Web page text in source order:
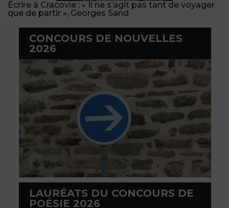
Écrire à Cracovie : « Il ne s’agit pas tant de voyager
que de partir », Georges Sand
CONCOURS DE NOUVELLES
2026
LAURÉATS DU CONCOURS DE
POÉSIE 2026